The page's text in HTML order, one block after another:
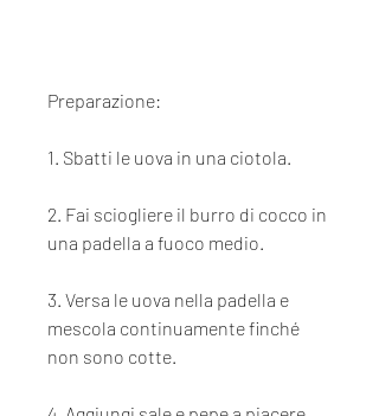
Preparazione:
1. Sbatti le uova in una ciotola.
2. Fai sciogliere il burro di cocco in
una padella a fuoco medio.
3. Versa le uova nella padella e
mescola continuamente finché
non sono cotte.